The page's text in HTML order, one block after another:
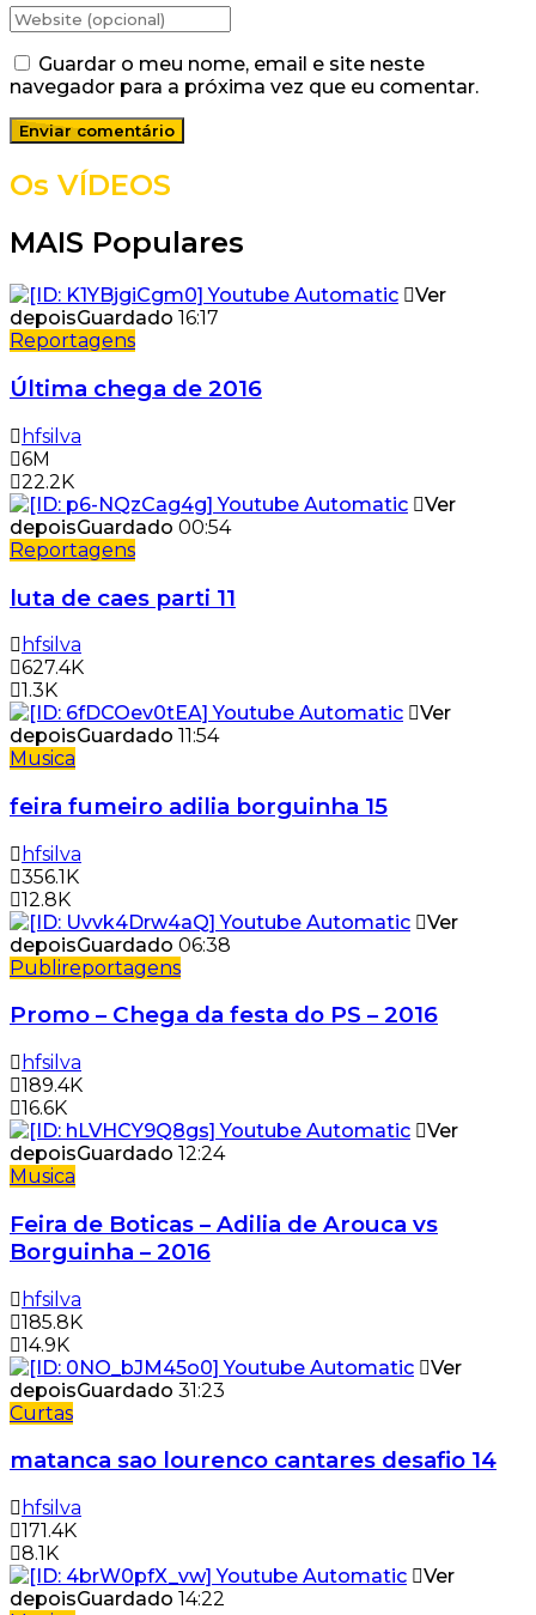
Guardar o meu nome, email e site neste
navegador para a próxima vez que eu comentar.
Os VÍDEOS
MAIS Populares
Ver
depoisGuardado 16:17
Reportagens
Última chega de 2016
hfsilva
6M
22.2K
Ver
depoisGuardado 00:54
Reportagens
luta de caes parti 11
hfsilva
627.4K
1.3K
Ver
depoisGuardado 11:54
Musica
feira fumeiro adilia borguinha 15
hfsilva
356.1K
12.8K
Ver
depoisGuardado 06:38
Publireportagens
Promo – Chega da festa do PS – 2016
hfsilva
189.4K
16.6K
Ver
depoisGuardado 12:24
Musica
Feira de Boticas – Adilia de Arouca vs
Borguinha – 2016
hfsilva
185.8K
14.9K
Ver
depoisGuardado 31:23
Curtas
matanca sao lourenco cantares desafio 14
hfsilva
171.4K
8.1K
Ver
depoisGuardado 14:22